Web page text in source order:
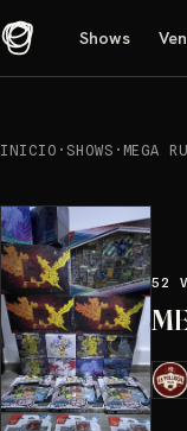
Shows
INICIO · SHOWS · MEGA
52